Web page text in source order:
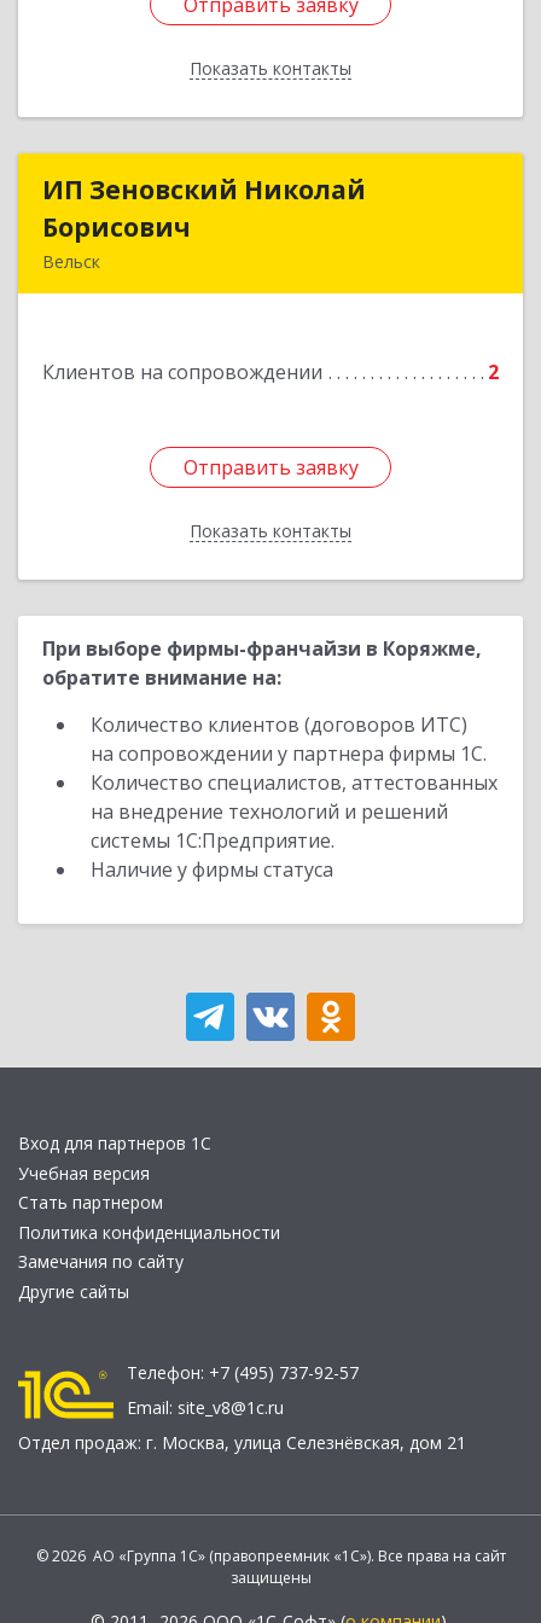
Показать контакты
Назад
ИП Зеновский Николай
Борисович
Вельск
Клиентов на сопровождении 2
Отправить заявку
Показать контакты
ИП Зеновский Николай
Подробнее
Отправить заявку
Назад
При выборе фирмы-франчайзи в Коряжме,
обратите внимание на:
Количество клиентов (договоров ИТС)
на сопровождении у партнера фирмы 1С.
Количество специалистов, аттестованных
на внедрение технологий и решений
системы 1С:Предприятие.
Наличие у фирмы статуса
Вход для партнеров 1С
Учебная версия
Стать партнером
Политика конфиденциальности
Замечания по сайту
Другие сайты
Телефон: +7 (495) 737-92-57
Email: site_v8@1c.ru
Отдел продаж: г. Москва, улица Селезнёвская, дом 21
© 2026 АО «Группа 1С» (правопреемник «1С»). Все права на сайт
защищены